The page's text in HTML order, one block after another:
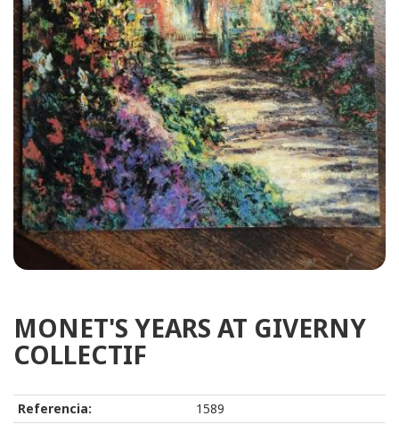
MONET'S YEARS AT GIVERNY
COLLECTIF
Referencia:
1589